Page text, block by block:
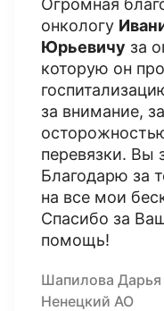
Огромная
онкологу
Юрьевичу за
которую он
за внимание,
перевязки. Вы
Благодарю за
на все мои
Спасибо за
помощь!
Шапилова
Ненецкий АО